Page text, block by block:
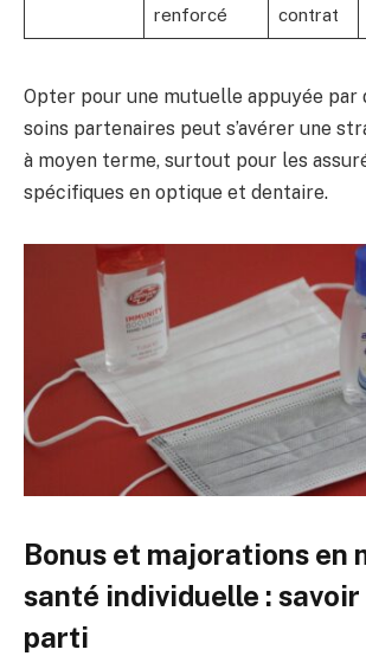
renforcé
contrat
Opter pour une mutuelle appuyée par
soins partenaires peut s’avérer une
à moyen terme, surtout pour les
spécifiques en optique et dentaire.
Bonus et majorations en
santé individuelle :
parti